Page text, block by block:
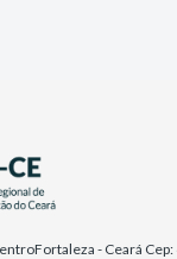
Fortaleza - Ceará